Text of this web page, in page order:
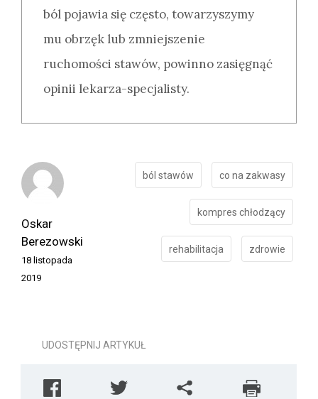
ból pojawia się często, towarzyszymy
mu obrzęk lub zmniejszenie
ruchomości stawów, powinno zasięgnąć
opinii lekarza-specjalisty.
Oskar
Berezowski
18 listopada
2019
ból stawów co na zakwasy
kompres chłodzący
rehabilitacja zdrowie
UDOSTĘPNIJ ARTYKUŁ